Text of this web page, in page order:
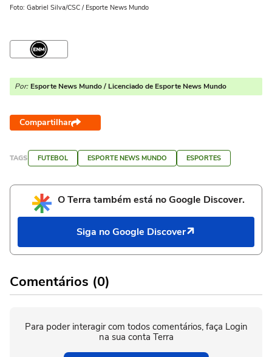
Foto: Gabriel Silva/CSC / Esporte News Mundo
Por: Esporte News Mundo / Licenciado de Esporte News Mundo
Compartilhar
TAGS FUTEBOL ESPORTE NEWS MUNDO ESPORTES
O Terra também está no Google Discover.
Siga no Google Discover
Comentários (0)
Para poder interagir com todos comentários, faça Login
na sua conta Terra